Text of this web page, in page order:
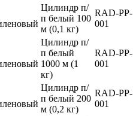
Цилиндр п/
п белый 100
м (0,1 кг)
RAD-PP-
001
Цилиндр п/
п белый
1000 м (1
кг)
RAD-PP-
001
Цилиндр п/
п белый 200
м (0,2 кг)
RAD-PP-
001